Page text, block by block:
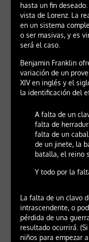
hasta un fin
vista de Lorenz. La
en un sistema
o ser masivas, y es
será el caso.
Benjamin Franklin
variación de un
XIV en inglés y el
la identificación del
A falta de un
falta de
falta de un
de un jinete, la
batalla, el reino
Y todo por la
La falta de un clavo
intrascendente, o
pérdida de una
resultado ocurrirá.
niños para empezar